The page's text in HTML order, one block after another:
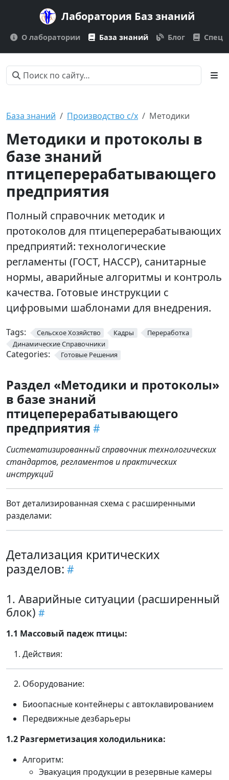
Лаборатория Баз знаний
О лаборатории База знаний Блог
База знаний Производство с/х Методики
Методики и протоколы в
базе знаний
птицеперерабатывающего
предприятия
Полный справочник методик и
протоколов для птицеперерабатывающих
предприятий: технологические
регламенты (ГОСТ, HACCP), санитарные
нормы, аварийные алгоритмы и контроль
качества. Готовые инструкции с
цифровыми шаблонами для внедрения.
Tags: Сельское Хозяйство Кадры
Переработка
Динамические Справочники
Categories: Готовые Решения
Раздел «Методики и протоколы»
в базе знаний
птицеперерабатывающего
предприятия
Систематизированный справочник технологических
стандартов, регламентов и практических
инструкций
Вот детализированная схема с расширенными
разделами:
Детализация критических
разделов:
1. Аварийные ситуации (расширенный
блок)
1.1 Массовый падеж птицы:
Действия:
Оборудование:
Биоопасные контейнеры с автоклавированием
Передвижные дезбарьеры
1.2 Разгерметизация холодильника:
Алгоритм:
Эвакуация продукции в резервные камеры